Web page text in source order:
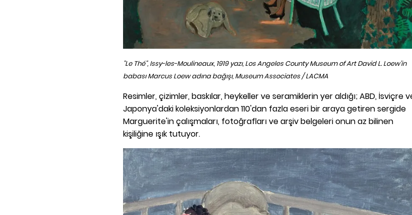
"Le Thé", Issy-les-Moulineaux, 1919 yazı, Los Angeles County Museum of Art David L. Loew'in
babası Marcus Loew adına bağışı, Museum Associates / LACMA
Resimler, çizimler, baskılar, heykeller ve seramiklerin yer aldığı; ABD, İsviçre
Japonya'daki koleksiyonlardan 110'dan fazla eseri bir araya getiren sergide
Marguerite'in çalışmaları, fotoğrafları ve arşiv belgeleri onun az bilinen
kişiliğine ışık tutuyor.